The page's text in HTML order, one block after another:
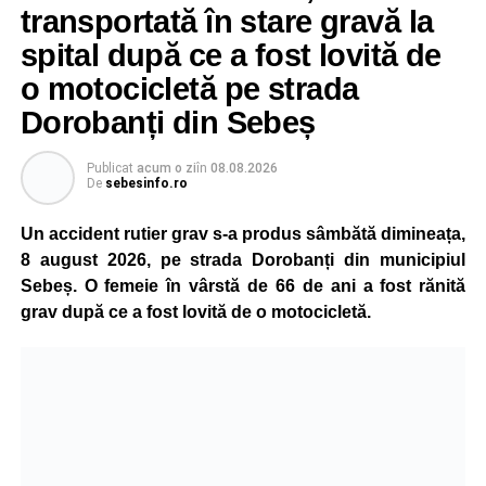
unei persoane sau a unui animal.
„Pentru noi, fiecare viață contează!”, au transmis
reprezentanții ISU Alba.
Adaugă-ne ca sursă preferată
Urmărește-ne pe Google News
Ultimele știri din Sebeș
transportată în stare gravă la
spital după ce a fost lovită de
o motocicletă pe strada
Dorobanți din Sebeș
Publicat acum o ziîn 08.08.2026
De sebesinfo.ro
Un accident rutier grav s-a produs sâmbătă dimineața,
8 august 2026, pe strada Dorobanți din municipiul
Sebeș. O femeie în vârstă de 66 de ani a fost rănită
grav după ce a fost lovită de o motocicletă.